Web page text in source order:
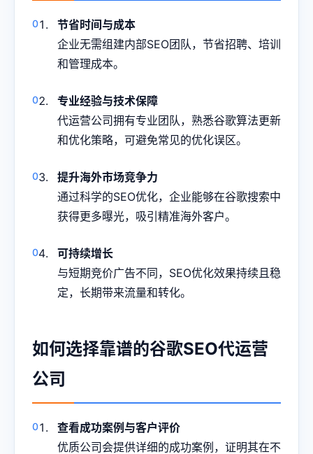
节省时间与成本
企业无需组建内部SEO团队，节省招聘、培训
和管理成本。
专业经验与技术保障
代运营公司拥有专业团队，熟悉谷歌算法更新
和优化策略，可避免常见的优化误区。
提升海外市场竞争力
通过科学的SEO优化，企业能够在谷歌搜索中
获得更多曝光，吸引精准海外客户。
可持续增长
与短期竞价广告不同，SEO优化效果持续且稳
定，长期带来流量和转化。
如何选择靠谱的谷歌SEO代运营
公司
查看成功案例与客户评价
优质公司会提供详细的成功案例，证明其在不